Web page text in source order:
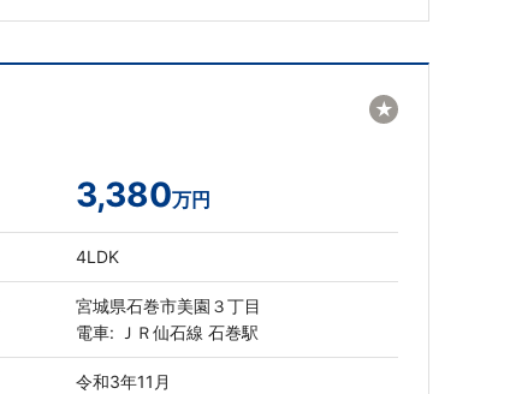
3,380万円
4LDK
宮城県石巻市美園３丁目
電車: ＪＲ仙石線 石巻駅
令和3年11月
★